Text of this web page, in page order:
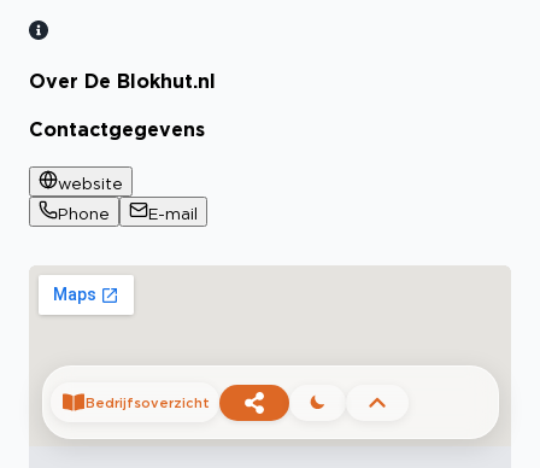
Over De Blokhut.nl
Contactgegevens
website
Phone
E-mail
Bedrijfsoverzicht